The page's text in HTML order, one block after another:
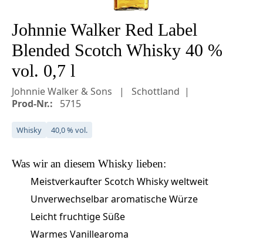
Johnnie Walker Red Label
Blended Scotch Whisky 40 %
vol. 0,7 l
Johnnie Walker & Sons
Schottland
Prod-Nr.:
5715
Whisky 40,0 % vol.
Was wir an diesem Whisky lieben:
Meistverkaufter Scotch Whisky weltweit
Unverwechselbar aromatische Würze
Leicht fruchtige Süße
Warmes Vanillearoma